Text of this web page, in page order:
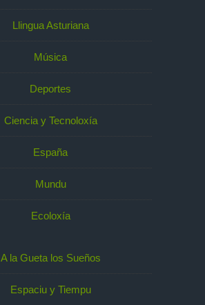
Llingua Asturiana
Música
Deportes
Ciencia y Tecnoloxía
España
Mundu
Ecoloxía
A la Gueta los Sueños
Espaciu y Tiempu